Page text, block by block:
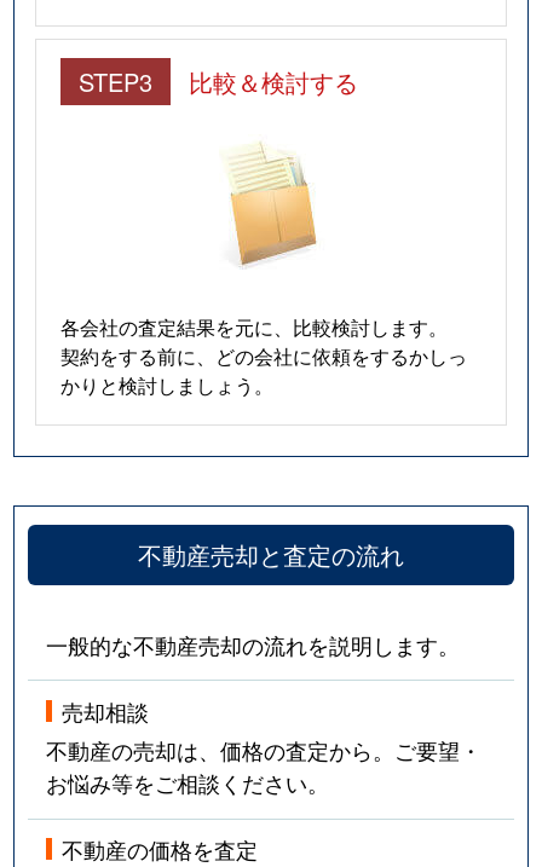
STEP3 比較＆検討する
各会社の査定結果を元に、比較検討します。
契約をする前に、どの会社に依頼をするかしっ
かりと検討しましょう。
不動産売却と査定の流れ
一般的な不動産売却の流れを説明します。
売却相談
不動産の売却は、価格の査定から。ご要望・
お悩み等をご相談ください。
不動産の価格を査定